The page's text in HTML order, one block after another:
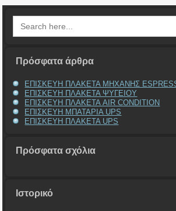
Search
for:
Πρόσφατα άρθρα
ΕΠΙΣΚΕΥΗ ΠΛΑΚΕΤΑ ΜΗΧΑΝΗΣ
ΕΠΙΣΚΕΥΗ ΠΛΑΚΕΤΑ ΨΥΓΕΙΟΥ
ΕΠΙΣΚΕΥΗ ΠΛΑΚΕΤΑ AIR CONDITION
ΕΠΙΣΚΕΥΗ ΜΠΑΤΑΡΙΑ UPS
ΕΠΙΣΚΕΥΗ ΠΛΑΚΕΤΑ UPS
Πρόσφατα σχόλια
Ιστορικό